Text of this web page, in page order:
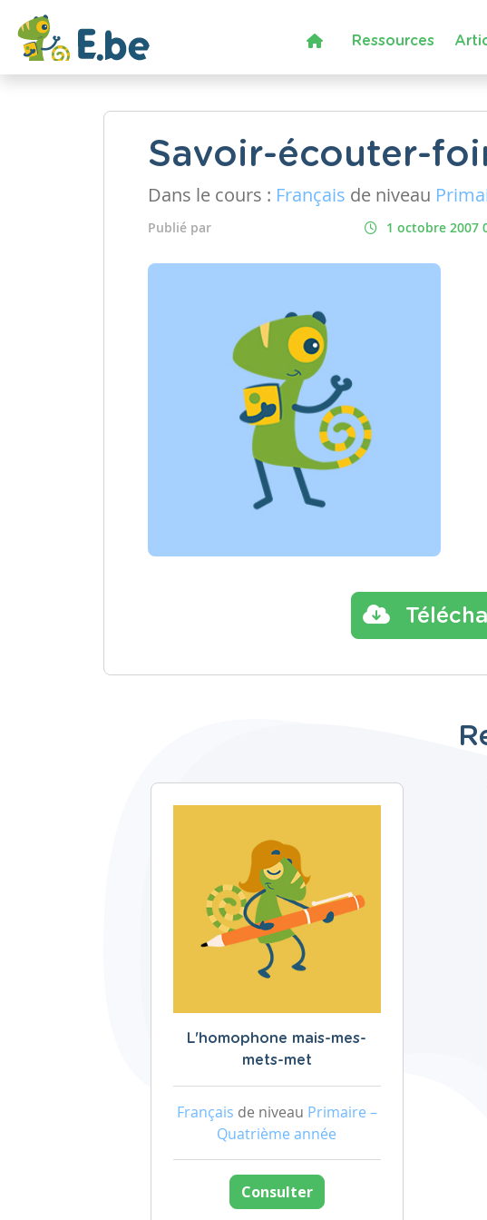
Ressources
Savoir-écouter-
Dans le cours : Français de niveau
Publié par 1 octobre 2007
L'homophone mais-mes-
mets-met
Français de niveau Primaire –
Quatrième année
Consulter